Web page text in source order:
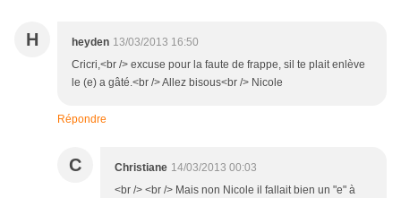
H heyden 13/03/2013 16:50
Cricri,<br /> excuse pour la faute de frappe, sil te plait enlève
le (e) a gâté.<br /> Allez bisous<br /> Nicole
Répondre
C Christiane 14/03/2013 00:03
<br /> <br /> Mais non Nicole il fallait bien un "e" à